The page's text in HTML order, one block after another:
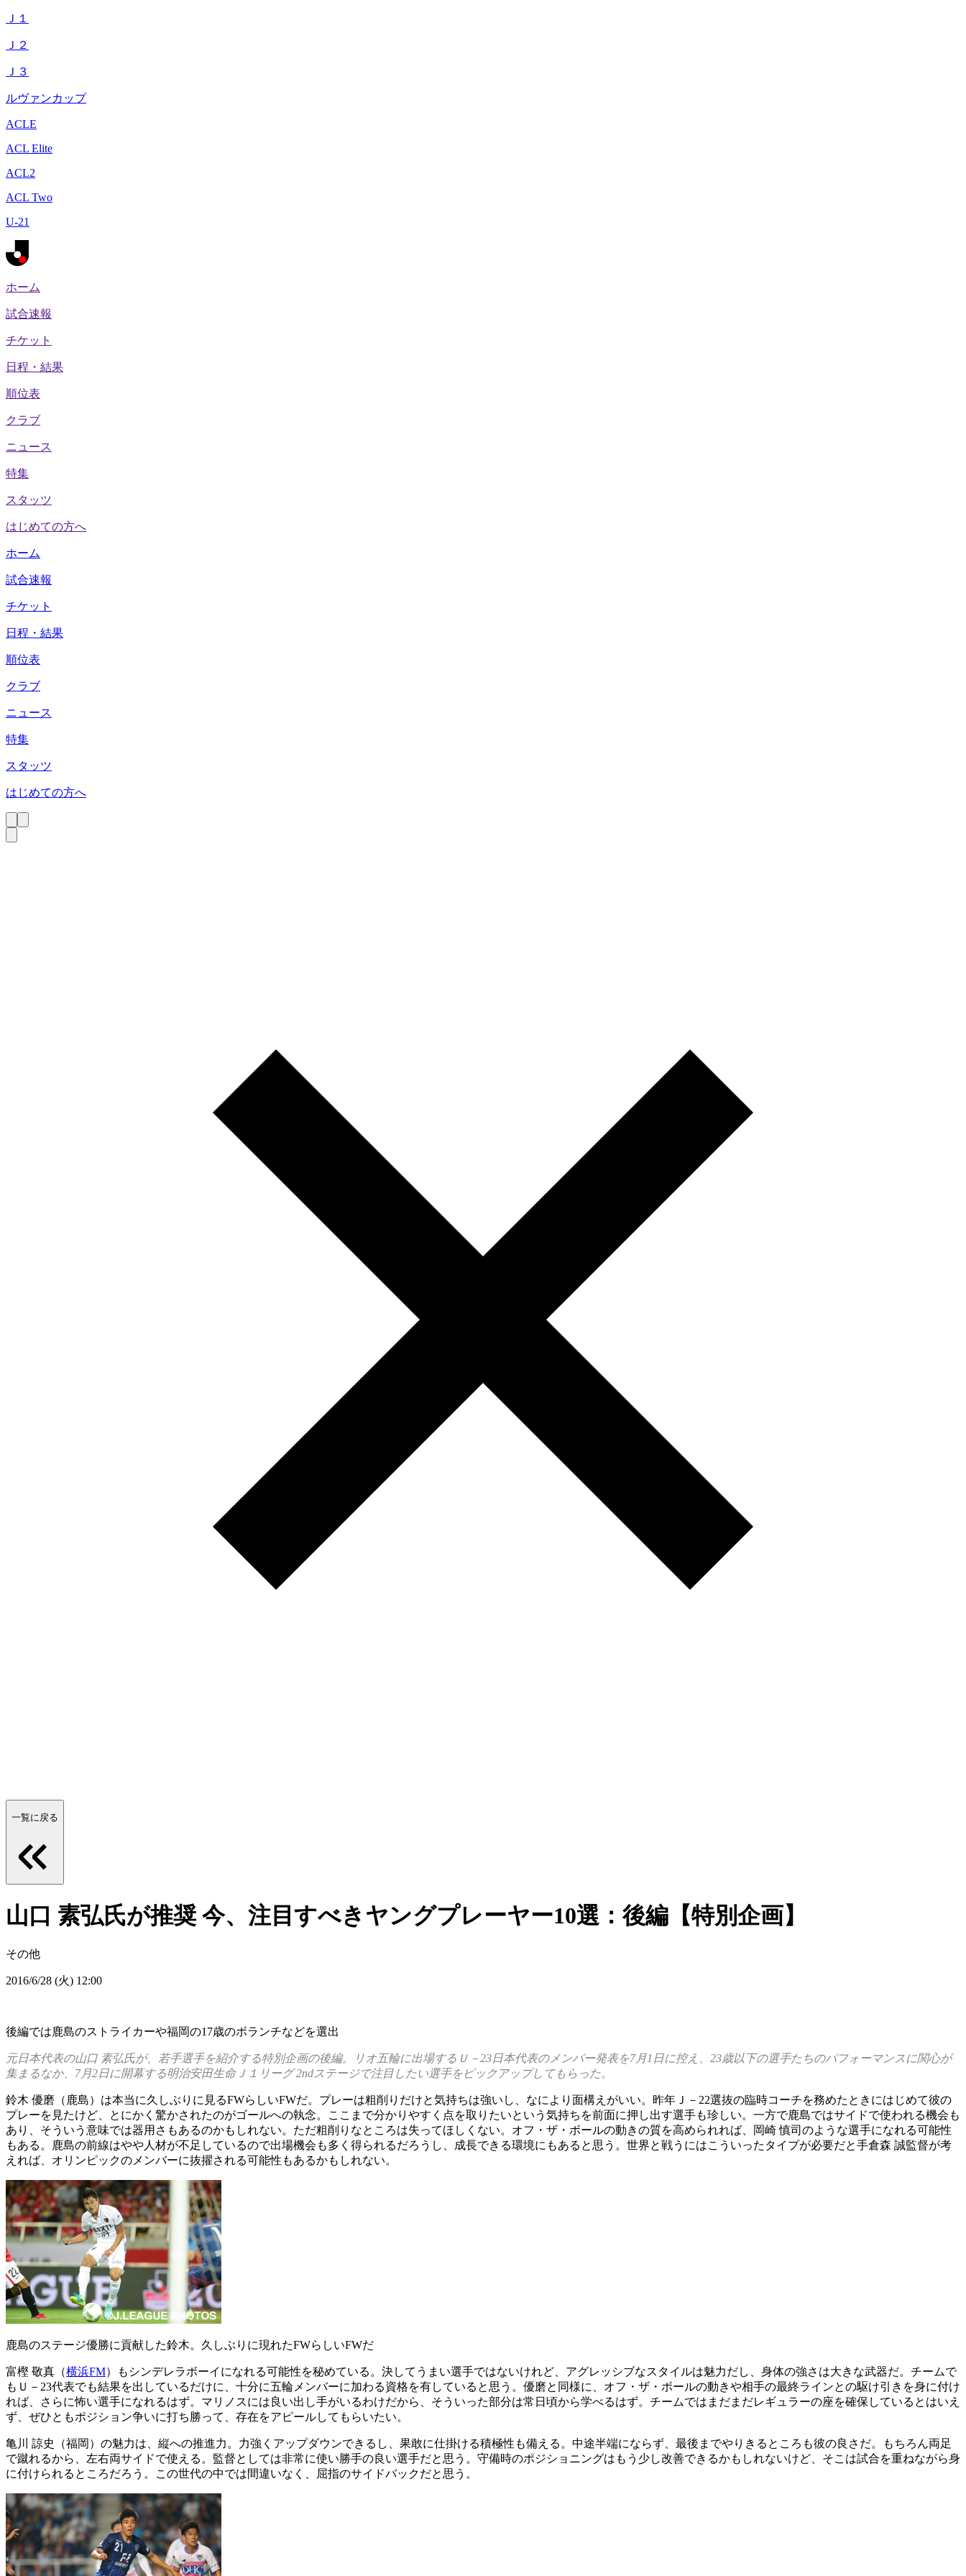
Ｊ１
Ｊ２
Ｊ３
ルヴァンカップ
ACLE
ACL Elite
ACL2
ACL Two
U-21
ホーム
試合速報
チケット
日程・結果
順位表
クラブ
ニュース
特集
スタッツ
はじめての方へ
ホーム
試合速報
チケット
日程・結果
順位表
クラブ
ニュース
特集
スタッツ
はじめての方へ
一覧に戻る
山口 素弘氏が推奨 今、注目すべきヤングプレーヤー10選：後編【特別企画】
その他
2016/6/28 (火) 12:00
後編では鹿島のストライカーや福岡の17歳のボランチなどを選出
元日本代表の山口 素弘氏が、若手選手を紹介する特別企画の後編。リオ五輪に出場するＵ－23日本代表のメンバー発表を7月1日に控え、23歳以下の選手たちのパフォーマンスに関心が
集まるなか、7月2日に開幕する明治安田生命Ｊ１リーグ 2ndステージで注目したい選手をピックアップしてもらった。
鈴木 優磨（鹿島）は本当に久しぶりに見るFWらしいFWだ。プレーは粗削りだけと気持ちは強いし、なにより面構えがいい。昨年Ｊ－22選抜の臨時コーチを務めたときにはじめて彼の
プレーを見たけど、とにかく驚かされたのがゴールへの執念。ここまで分かりやすく点を取りたいという気持ちを前面に押し出す選手も珍しい。一方で鹿島ではサイドで使われる機会も
あり、そういう意味では器用さもあるのかもしれない。ただ粗削りなところは失ってほしくない。オフ・ザ・ボールの動きの質を高められれば、岡崎 慎司のような選手になれる可能性
もある。鹿島の前線はやや人材が不足しているので出場機会も多く得られるだろうし、成長できる環境にもあると思う。世界と戦うにはこういったタイプが必要だと手倉森 誠監督が考
えれば、オリンピックのメンバーに抜擢される可能性もあるかもしれない。
鹿島のステージ優勝に貢献した鈴木。久しぶりに現れたFWらしいFWだ
富樫 敬真（横浜FM）もシンデレラボーイになれる可能性を秘めている。決してうまい選手ではないけれど、アグレッシブなスタイルは魅力だし、身体の強さは大きな武器だ。チームで
もＵ－23代表でも結果を出しているだけに、十分に五輪メンバーに加わる資格を有していると思う。優磨と同様に、オフ・ザ・ボールの動きや相手の最終ラインとの駆け引きを身に付け
れば、さらに怖い選手になれるはず。マリノスには良い出し手がいるわけだから、そういった部分は常日頃から学べるはず。チームではまだまだレギュラーの座を確保しているとはいえ
ず、ぜひともポジション争いに打ち勝って、存在をアピールしてもらいたい。
亀川 諒史（福岡）の魅力は、縦への推進力。力強くアップダウンできるし、果敢に仕掛ける積極性も備える。中途半端にならず、最後までやりきるところも彼の良さだ。もちろん両足
で蹴れるから、左右両サイドで使える。監督としては非常に使い勝手の良い選手だと思う。守備時のポジショニングはもう少し改善できるかもしれないけど、そこは試合を重ねながら身
に付けられるところだろう。この世代の中では間違いなく、屈指のサイドバックだと思う。